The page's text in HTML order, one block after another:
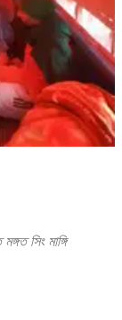
সিং মাঙ্গি